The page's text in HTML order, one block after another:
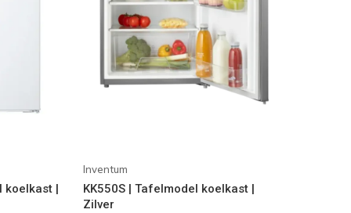
koelkast |
Inventum
KK550S | Tafelmodel koelkast |
Zilver